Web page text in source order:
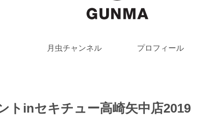
月虫チャンネル プロフィール
トinセキチュー高崎矢中店2019